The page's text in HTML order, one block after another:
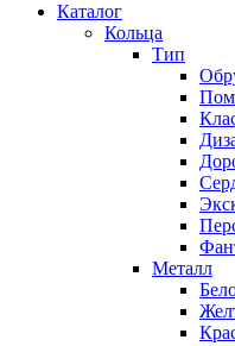
Каталог
Кольца
Тип
Металл